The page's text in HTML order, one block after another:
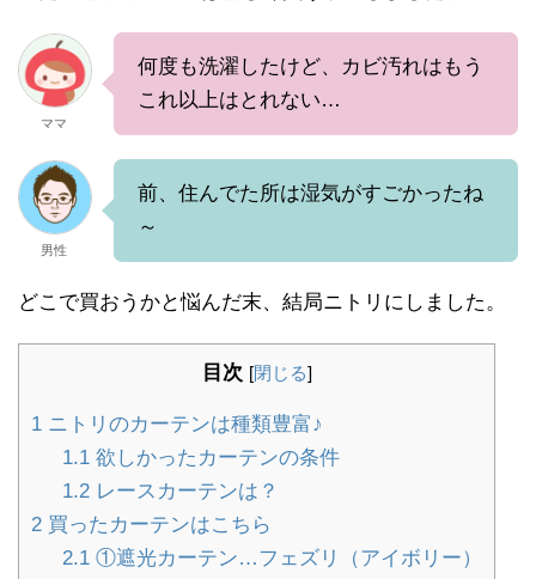
ママ
何度も洗濯したけど、カビ汚れはもう
これ以上はとれない…
男性
前、住んでた所は湿気がすごかったね
～
どこで買おうかと悩んだ末、結局ニトリにしました。
目次 [閉じる]
1 ニトリのカーテンは種類豊富♪
1.1欲しかったカーテンの条件
1.2レースカーテンは？
2 買ったカーテンはこちら
2.1①遮光カーテン…フェズリ（アイボリー）